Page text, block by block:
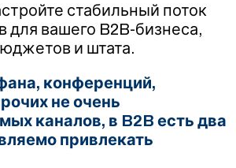
стабильный поток
для вашего B2B-бизнеса,
и штата.
конференций,
не очень
каналов, в B2B есть два
привлекать